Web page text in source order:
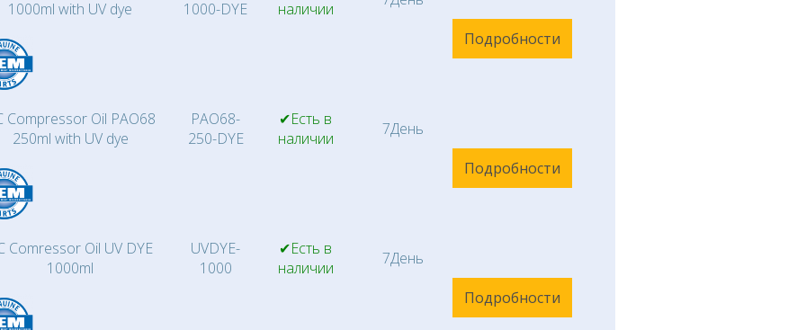
1000ml with UV dye 1000-DYE наличии
Подробности
Compressor Oil PAO68
250ml with UV dye
PAO68-
250-DYE
✔Есть в
наличии
7День
Подробности
Comressor Oil UV DYE
1000ml
UVDYE-
1000
✔Есть в
наличии
7День
Подробности